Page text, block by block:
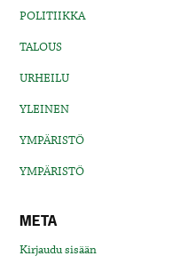
POLITIIKKA
TALOUS
URHEILU
YLEINEN
YMPÄRISTÖ
YMPÄRISTÖ
META
Kirjaudu sisään